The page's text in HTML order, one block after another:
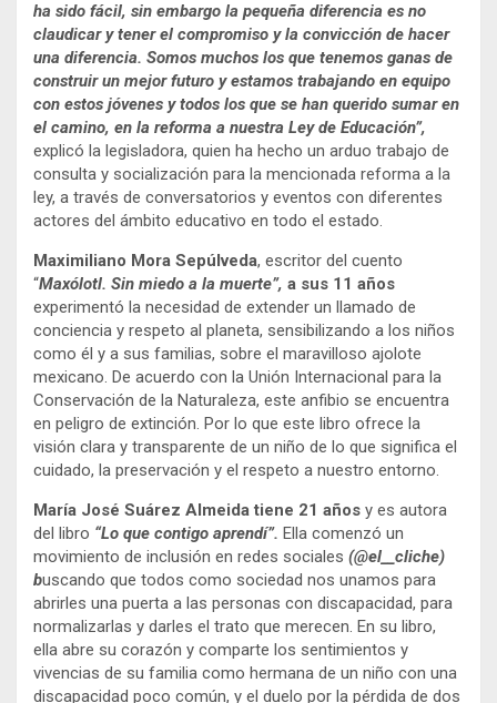
ha sido fácil, sin embargo la pequeña diferencia es no
claudicar y tener el compromiso y la convicción de hacer
una diferencia. Somos muchos los que tenemos ganas de
construir un mejor futuro y estamos trabajando en equipo
con estos jóvenes y todos los que se han querido sumar en
el camino, en la reforma a nuestra Ley de Educación”,
explicó la legisladora, quien ha hecho un arduo trabajo de
consulta y socialización para la mencionada reforma a la
ley, a través de conversatorios y eventos con diferentes
actores del ámbito educativo en todo el estado.
Maximiliano Mora Sepúlveda, escritor del cuento
“Maxólotl. Sin miedo a la muerte”, a sus 11 años
experimentó la necesidad de extender un llamado de
conciencia y respeto al planeta, sensibilizando a los niños
como él y a sus familias, sobre el maravilloso ajolote
mexicano. De acuerdo con la Unión Internacional para la
Conservación de la Naturaleza, este anfibio se encuentra
en peligro de extinción. Por lo que este libro ofrece la
visión clara y transparente de un niño de lo que significa el
cuidado, la preservación y el respeto a nuestro entorno.
María José Suárez Almeida tiene 21 años y es autora
del libro “Lo que contigo aprendí”. Ella comenzó un
movimiento de inclusión en redes sociales (@el__cliche)
buscando que todos como sociedad nos unamos para
abrirles una puerta a las personas con discapacidad, para
normalizarlas y darles el trato que merecen. En su libro,
ella abre su corazón y comparte los sentimientos y
vivencias de su familia como hermana de un niño con una
discapacidad poco común, y el duelo por la pérdida de dos